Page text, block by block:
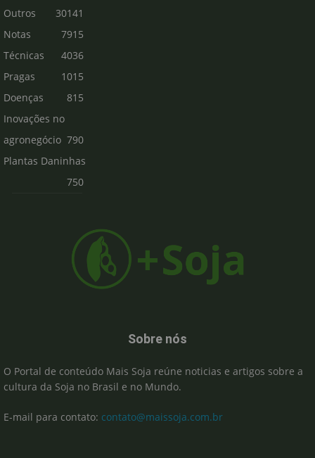
30141
Outros
7915
Notas
Técnicas
4036
Pragas
1015
Doenças
815
Inovações no
agronegócio 790
Plantas Daninhas
750
Sobre nós
O Portal de conteúdo Mais Soja reúne noticias e artigos sobre a
cultura da Soja no Brasil e no Mundo.
E-mail para contato: contato@maissoja.com.br